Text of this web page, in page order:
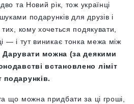
та Новий рік, тож українці
подарунків для друзів і
кому хочеться подякувати,
— і тут виникає тонка межа між
Дарувати можна (за деякими
встановлено ліміт
подарунків.
що можна придбати за ці гроші,